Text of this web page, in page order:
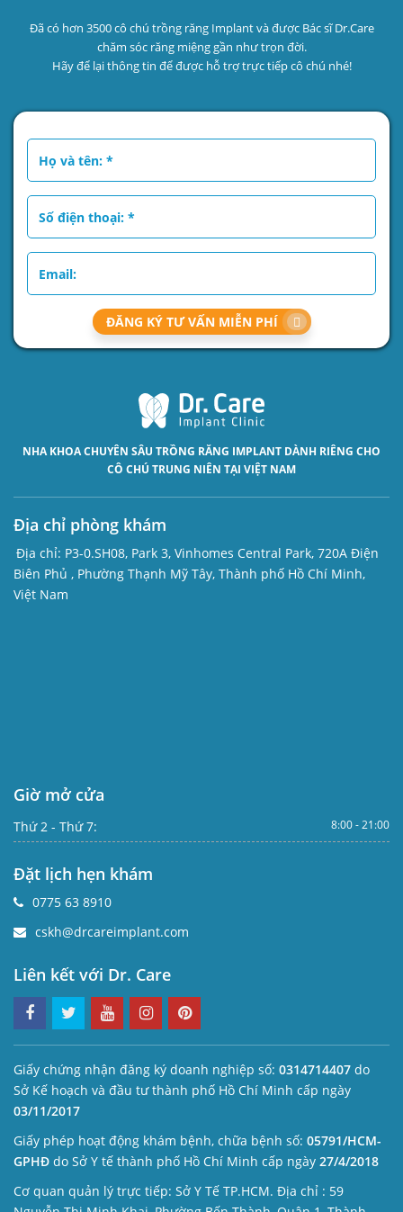
Đã có hơn 3500 cô chú trồng răng Implant và được Bác sĩ Dr.Care
chăm sóc răng miệng gần như trọn đời.
Hãy để lại thông tin để được hỗ trợ trực tiếp cô chú nhé!
ĐĂNG KÝ TƯ VẤN MIỄN PHÍ
NHA KHOA CHUYÊN SÂU TRỒNG RĂNG IMPLANT DÀNH RIÊNG CHO
CÔ CHÚ TRUNG NIÊN TẠI VIỆT NAM
Địa chỉ phòng khám
Địa chỉ: P3-0.SH08, Park 3, Vinhomes Central Park, 720A Điện
Biên Phủ , Phường Thạnh Mỹ Tây, Thành phố Hồ Chí Minh,
Việt Nam
Giờ mở cửa
Thứ 2 - Thứ 7: 8:00 - 21:00
Đặt lịch hẹn khám
0775 63 8910
cskh@drcareimplant.com
Liên kết với Dr. Care
Giấy chứng nhận đăng ký doanh nghiệp số: 0314714407 do
Sở Kế hoạch và đầu tư thành phố Hồ Chí Minh cấp ngày
03/11/2017
Giấy phép hoạt động khám bệnh, chữa bệnh số: 05791/HCM-
GPHĐ do Sở Y tế thành phố Hồ Chí Minh cấp ngày 27/4/2018
Cơ quan quản lý trực tiếp: Sở Y Tế TP.HCM. Địa chỉ : 59